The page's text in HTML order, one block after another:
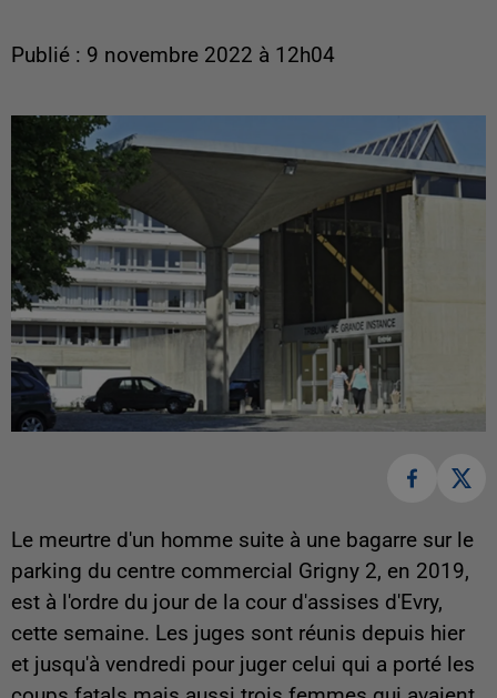
Publié : 9 novembre 2022 à 12h04
Le meurtre d'un homme suite à une bagarre sur le
parking du centre commercial Grigny 2, en 2019,
est à l'ordre du jour de la cour d'assises d'Evry,
cette semaine. Les juges sont réunis depuis hier
et jusqu'à vendredi pour juger celui qui a porté les